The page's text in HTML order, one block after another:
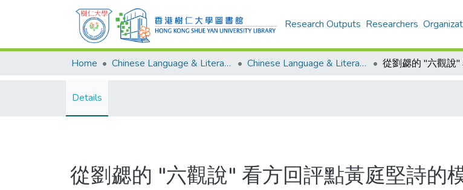
Research Outputs Researchers
Home Chinese Language & Literature Chinese Language & Literature - Publication
Details
從劉勰的 "六觀說" 看方回評點黃庭堅詩的